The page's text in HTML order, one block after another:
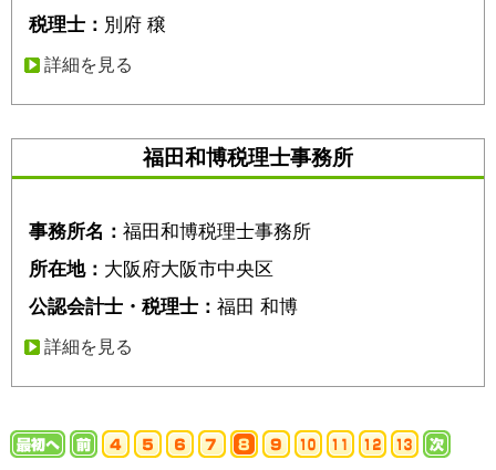
税理士： 別府 穣
詳細を見る
福田和博税理士事務所
事務所名： 福田和博税理士事務所
所在地： 大阪府大阪市中央区
公認会計士・税理士： 福田 和博
詳細を見る